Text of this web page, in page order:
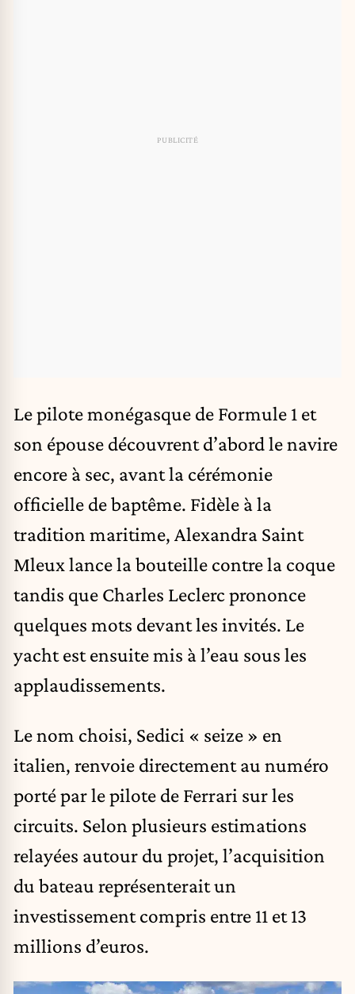
Le pilote monégasque de Formule 1 et
son épouse découvrent d’abord le navire
encore à sec, avant la cérémonie
officielle de baptême. Fidèle à la
tradition maritime, Alexandra Saint
Mleux lance la bouteille contre la coque
tandis que Charles Leclerc prononce
quelques mots devant les invités. Le
yacht est ensuite mis à l’eau sous les
applaudissements.
Le nom choisi, Sedici « seize » en
italien, renvoie directement au numéro
porté par le pilote de Ferrari sur les
circuits. Selon plusieurs estimations
relayées autour du projet, l’acquisition
du bateau représenterait un
investissement compris entre 11 et 13
millions d’euros.